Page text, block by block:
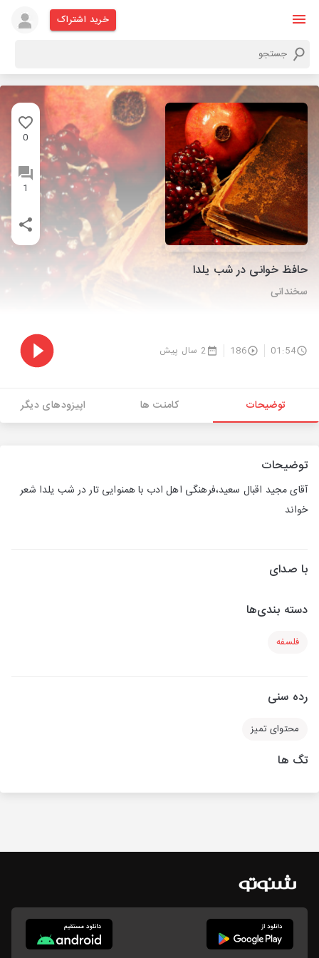
خرید اشتراک
0
1
حافظ خوانی در شب یلدا
سخندانی
01:54
186 2 سال پیش
توضیحات کامنت ها اپیزودهای دیگر
توضیحات
آقای مجید اقبال سعید،فرهنگی اهل ادب با همنوایی تار در شب یلدا شعر
خواند
با صدای
دسته بندی‌ها
فلسفه
رده سنی
محتوای تمیز
تگ ها